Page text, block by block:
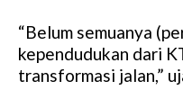
“Belum semuanya
kependudukan dari
transformasi jalan,”